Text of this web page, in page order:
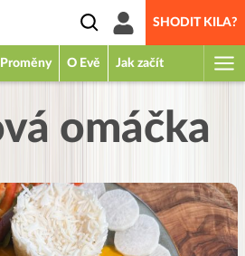
SHODIT KILA?
Proměny O Evě Jak začít
omáčka